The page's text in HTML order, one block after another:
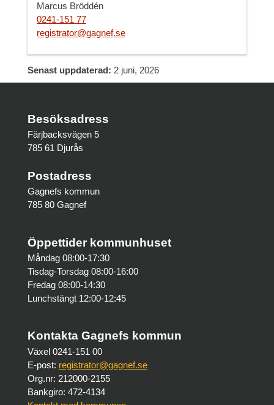
Marcus Bröddén
0241-151 77
registrator@gagnef.se
Senast uppdaterad: 2 juni, 2026
Besöksadress
Färjbacksvägen 5
785 61 Djurås
Postadress
Gagnefs kommun
785 80 Gagnef
Öppettider kommunhuset
Måndag 08:00-17:30
Tisdag-Torsdag 08:00-16:00
Fredag 08:00-14:30
Lunchstängt 12:00-12:45
Kontakta Gagnefs kommun
Växel 0241-151 00
E-post: registrator@gagnef.se
Org.nr: 212000-2155
Bankgiro: 472-4134